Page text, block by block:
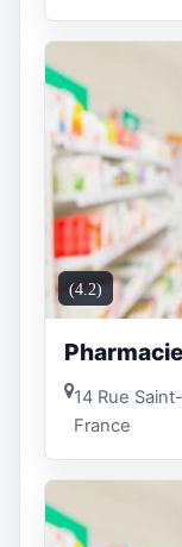
(4.2)
14 Rue
France